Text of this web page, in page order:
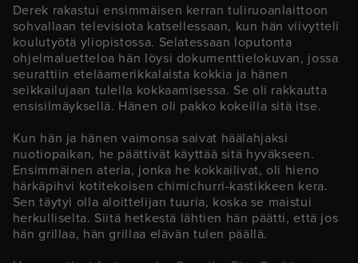
Derek rakastui ensimmäisen kerran tuliruoanlaittoon
sohvallaan televisiota katsellessaan, kun hän viivytteli
koulutyötä yliopistossa. Selatessaan loputonta
ohjelmaluetteloa hän löysi dokumenttielokuvan, jossa
seurattiin eteläamerikkalaista kokkia ja hänen
seikkailujaan tulella kokkaamisessa. Se oli rakkautta
ensisilmäyksellä. Hänen oli pakko kokeilla sitä itse.
Kun hän ja hänen vaimonsa saivat häälahjaksi
nuotiopaikan, he päättivät käyttää sitä hyväkseen.
Ensimmäinen ateria, jonka he kokkailivat, oli hieno
härkäpihvi kotitekoisen chimichurri-kastikkeen kera.
Sen täytyi olla aloittelijan tuuria, koska se maistui
herkulliselta. Siitä hetkestä lähtien hän päätti, että jos
hän grillaa, hän grillaa elävän tulen päällä.